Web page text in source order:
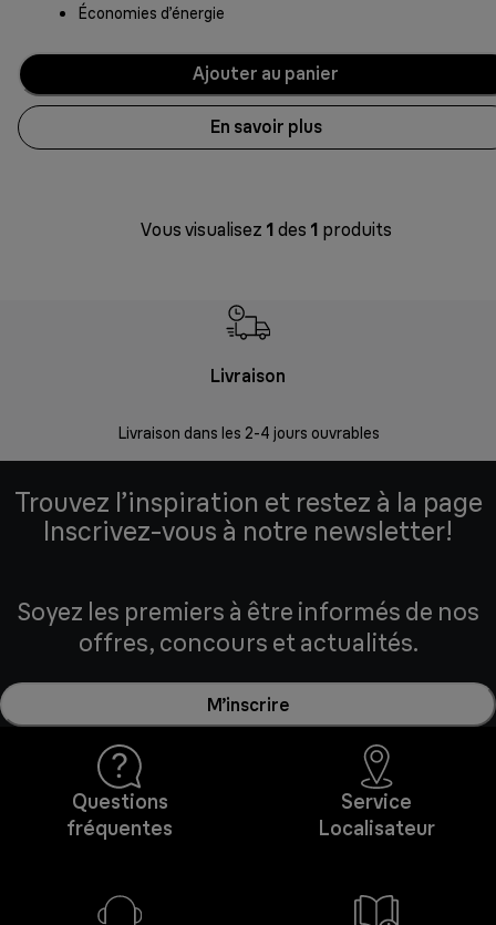
Économies d’énergie
Ajouter au panier
En savoir plus
Vous visualisez 1 des 1 produits
Livraison
Livraison dans les 2-4 jours ouvrables
Trouvez l’inspiration et restez à la page
Inscrivez-vous à notre newsletter!
Soyez les premiers à être informés de nos
offres, concours et actualités.
M’inscrire
Questions
fréquentes
Service
Localisateur